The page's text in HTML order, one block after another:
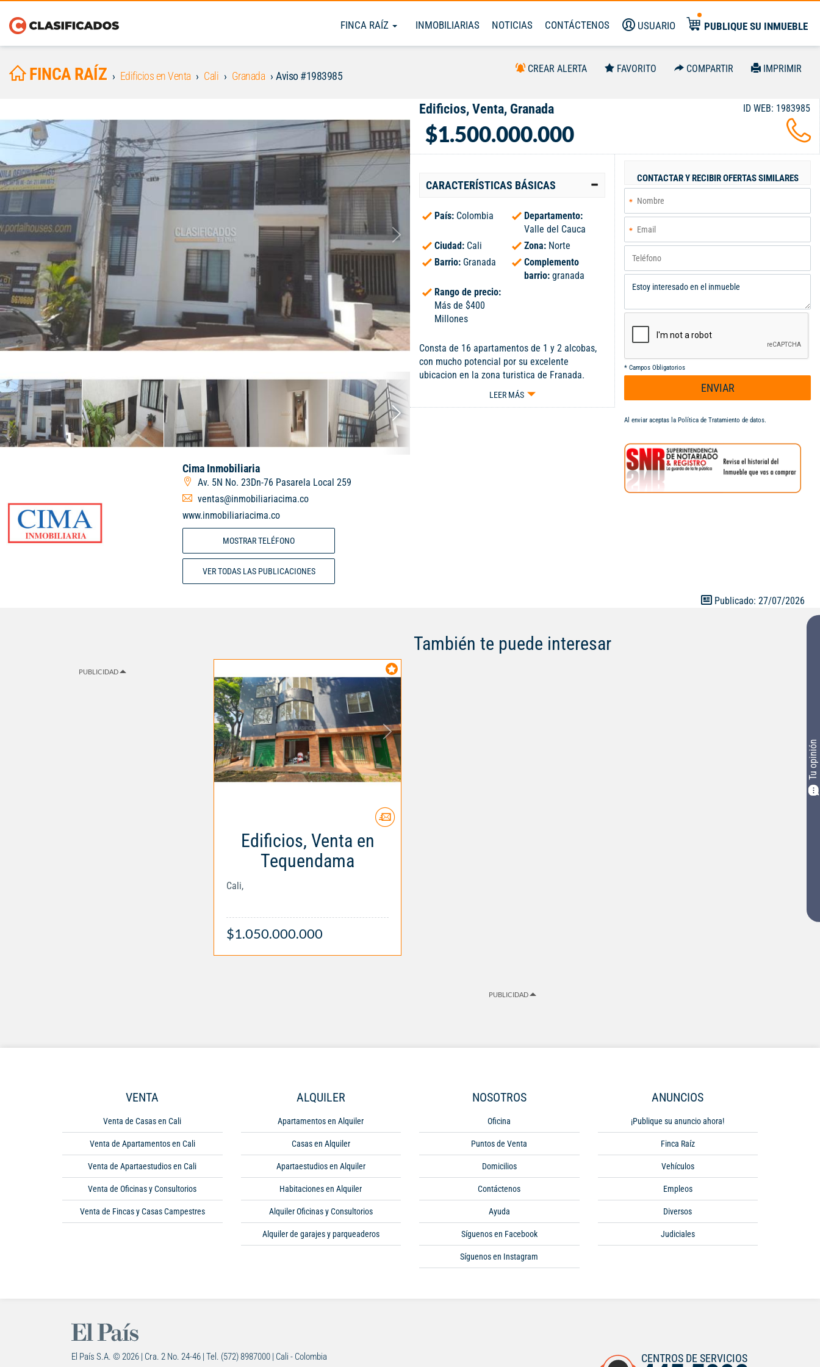
FINCA RAÍZ INMOBILIARIAS NOTICIAS CONTÁCTENOS USUARIO PUBLIQUE SU INMUEBLE
Tu opinión
FINCA RAÍZ Edificios en Venta Cali Granada Aviso #1983985
CREAR ALERTA FAVORITO COMPARTIR IMPRIMIR
Cima Inmobiliaria
Av. 5N No. 23Dn-76 Pasarela Local 259
ventas@inmobiliariacima.co
www.inmobiliariacima.co
MOSTRAR TELÉFONO
VER TODAS LAS PUBLICACIONES
Edificios, Venta, Granada
$1.500.000.000
ID WEB: 1983985
CARACTERÍSTICAS BÁSICAS
País: Colombia
Departamento:
Valle del Cauca
Ciudad: Cali Zona: Norte
Barrio: Granada
Complemento
barrio: granada
Rango de precio:
Más de $400
Millones
Consta de 16 apartamentos de 1 y 2 alcobas,
con mucho potencial por su excelente
ubicacion en la zona turistica de Franada.
LEER MÁS
CONTACTAR Y RECIBIR OFERTAS SIMILARES
* Campos Obligatorios
ENVIAR
Al enviar aceptas la Política de Tratamiento de datos.
Publicado: 27/07/2026
PUBLICIDAD
También te puede interesar
Edificios, Venta en
Tequendama
Cali,
$1.050.000.000
PUBLICIDAD
VENTA
Venta de Casas en Cali
Venta de Apartamentos en Cali
Venta de Apartaestudios en Cali
Venta de Oficinas y Consultorios
Venta de Fincas y Casas Campestres
ALQUILER
Apartamentos en Alquiler
Casas en Alquiler
Apartaestudios en Alquiler
Habitaciones en Alquiler
Alquiler Oficinas y Consultorios
Alquiler de garajes y parqueaderos
NOSOTROS
Oficina
Puntos de Venta
Domicilios
Contáctenos
Ayuda
Síguenos en Facebook
Síguenos en Instagram
ANUNCIOS
¡Publique su anuncio ahora!
Finca Raíz
Vehículos
Empleos
Diversos
Judiciales
El País S.A. © 2026 | Cra. 2 No. 24-46 | Tel. (572) 8987000 | Cali - Colombia CENTROS DE SERVICIOS